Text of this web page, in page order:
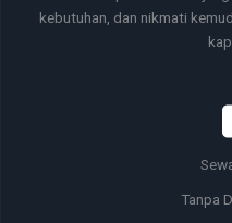
kebutuhan, dan nikmati
Tanpa